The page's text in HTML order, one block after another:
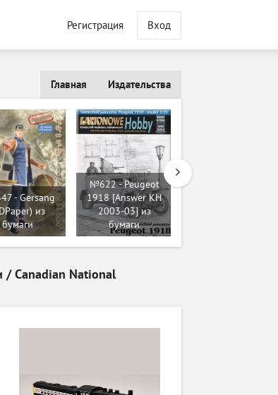
Регистрация Вход
Издательства
Главная
- Gersang
из
бумаги
№622 - Peugeot
1918 [Answer KH
2003-03] из
бумаги
/ Canadian National